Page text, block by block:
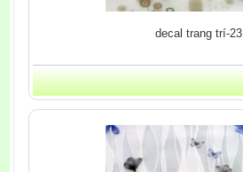
decal trang trí-23